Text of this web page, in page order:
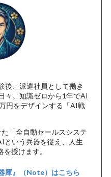
後、派遣社員として働き
々。知識ゼロから1年でAI
円をデザインする「AI戦
「全自動セールスシステ
という兵器を従え、人生
授けます。
庫』（Note）はこちら